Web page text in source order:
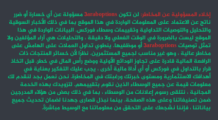
إخلاء المسؤولية عن المخاطر: لن تكون3araboptionsمسؤولة عن أي خسارة أو ضرر
ناتج عن الاعتماد على المعلومات الواردة في هذا الموقع بما في ذلك الأخبار السوقية
والتحليل والتوصيات التداولية وتقييمات وسطاء فوركس. البيانات الواردة في هذا
الموقع ليست بالضرورة في الوقت الفعلي ولا دقيقة ، والتحليلات هي آراء المؤلفين ولا
تمثل توصيات3araboptionsأو موظفيها. ينطوي تداول العملات على الهامش على
مخاطر عالية ، وهو غير مناسب لجميع المستثمرين. نظرًا لأن خسائر المنتجات ذات
الرافعة المالية قادرة على تجاوز الودائع الأولية ووضع رأس المال في خطر. قبل اتخاذ
قرار بالتداول في فوركس أو أي أداة مالية أخرى ، يجب عليك التفكير بعناية في
أهدافك الاستثمارية ومستوى خبرتك ورغبتك في المخاطرة. نحن نعمل بجد لنقدم لك
معلومات قيمة عن جميع الوسطاء الذين نقوم بتقييمهم. لتزويدك بهذه الخدمة
المجانية ، نتلقى رسوم إعلانات من الوسطاء ، بما في ذلك بعض من هؤلاء المدرجين
ضمن تصنيفاتنا وعلى هذه الصفحة. بينما نبذل قصارى جهدنا لضمان تحديث جميع
بياناتنا ، فإننا نشجعك على التحقق من معلوماتنا مع الوسيط مباشرةً.